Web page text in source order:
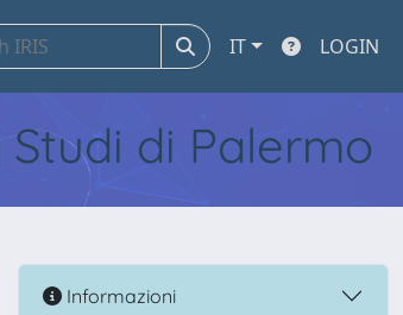
IT LOGIN
di Palermo
Informazioni